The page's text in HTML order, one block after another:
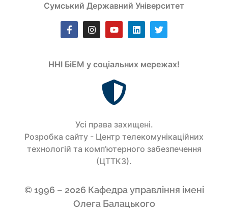
Сумський Державний Університет
ННІ БіЕМ у соціальних мережах!
Усi права захищенi.
Розробка сайту - Центр телекомунікаційних
технологій та комп’ютерного забезпечення
(ЦТТКЗ).
© 1996 – 2026 Кафедра управління імені
Олега Балацького